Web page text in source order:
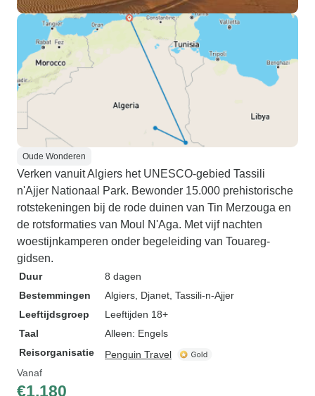
Oude Wonderen
Verken vanuit Algiers het UNESCO-gebied Tassili
n'Ajjer Nationaal Park. Bewonder 15.000 prehistorische
rotstekeningen bij de rode duinen van Tin Merzouga en
de rotsformaties van Moul N'Aga. Met vijf nachten
woestijnkamperen onder begeleiding van Touareg-
gidsen.
Duur
8 dagen
Bestemmingen
Algiers , Djanet , Tassili-n-Ajjer
Leeftijdsgroep
Leeftijden 18+
Taal
Alleen: Engels
Reisorganisatie
Penguin Travel
Vanaf
€1.180